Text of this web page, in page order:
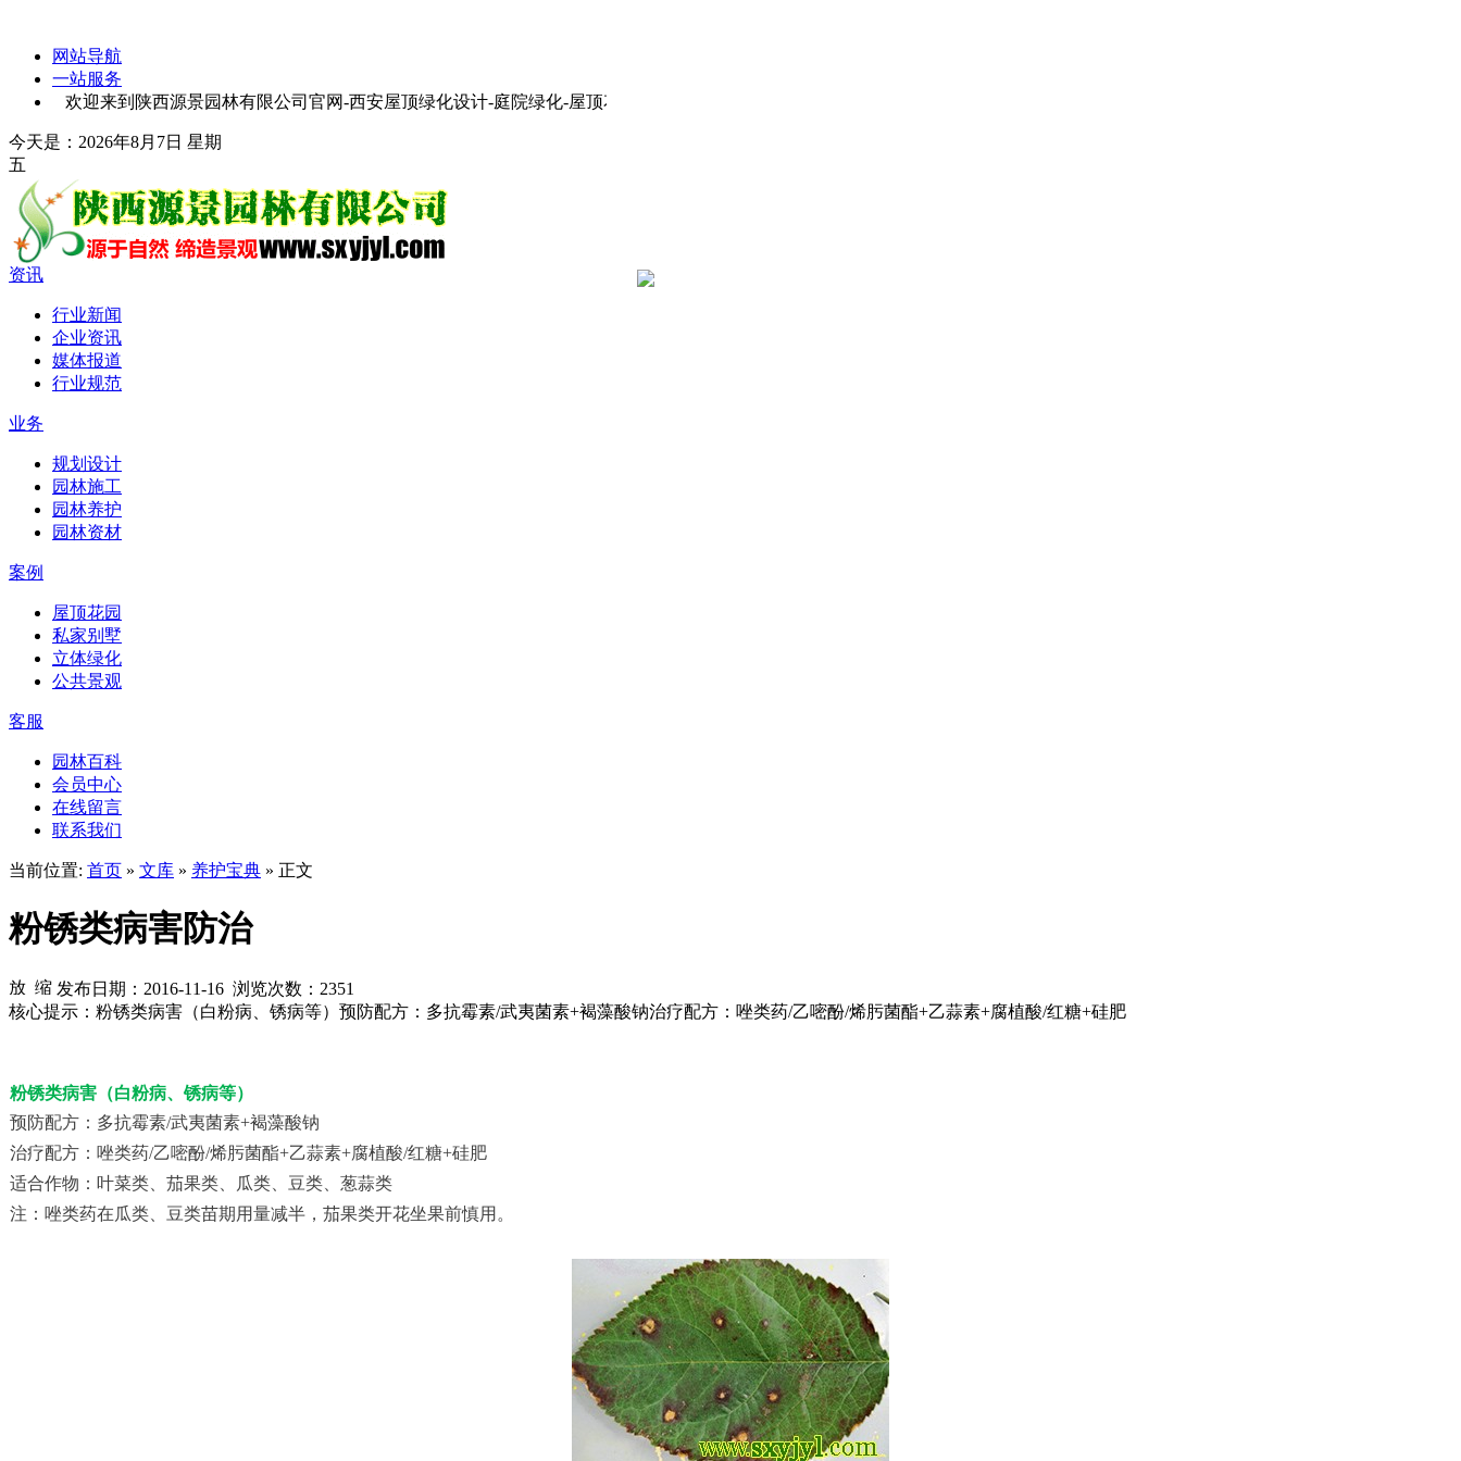
网站导航
一站服务
欢迎来到陕西源景园林有限公司官网-西安屋顶绿化设计-庭院绿化-屋顶花园-陕西园林景观设计公司！
今天是：2026年8月7日 星期
五
资讯
行业新闻
企业资讯
媒体报道
行业规范
业务
规划设计
园林施工
园林养护
园林资材
案例
屋顶花园
私家别墅
立体绿化
公共景观
客服
园林百科
会员中心
在线留言
联系我们
当前位置: 首页 » 文库 » 养护宝典 » 正文
粉锈类病害防治
发布日期：2016-11-16 浏览次数： 2351
核心提示：粉锈类病害（白粉病、锈病等）预防配方：多抗霉素/武夷菌素+褐藻酸钠治疗配方：唑类药/乙嘧酚/烯肟菌酯+乙蒜素+腐植酸/红糖+硅肥
粉锈类病害（白粉病、锈病等）
预防配方：多抗霉素/武夷菌素+褐藻酸钠
治疗配方：唑类药/乙嘧酚/烯肟菌酯+乙蒜素+腐植酸/红糖+硅肥
适合作物：叶菜类、茄果类、瓜类、豆类、葱蒜类
注：唑类药在瓜类、豆类苗期用量减半，茄果类开花坐果前慎用。